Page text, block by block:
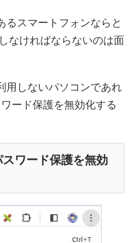
るスマートフォンならと
なければならないのは面
用しないパソコンであれ
ード保護を無効化する
ワード保護を無効